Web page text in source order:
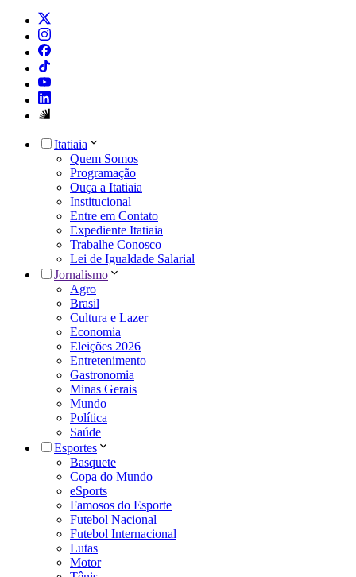
Itatiaia
Quem Somos
Programação
Ouça a Itatiaia
Institucional
Entre em Contato
Expediente Itatiaia
Trabalhe Conosco
Lei de Igualdade Salarial
Jornalismo
Agro
Brasil
Cultura e Lazer
Economia
Eleições 2026
Entretenimento
Gastronomia
Minas Gerais
Mundo
Política
Saúde
Esportes
Basquete
Copa do Mundo
eSports
Famosos do Esporte
Futebol Nacional
Futebol Internacional
Lutas
Motor